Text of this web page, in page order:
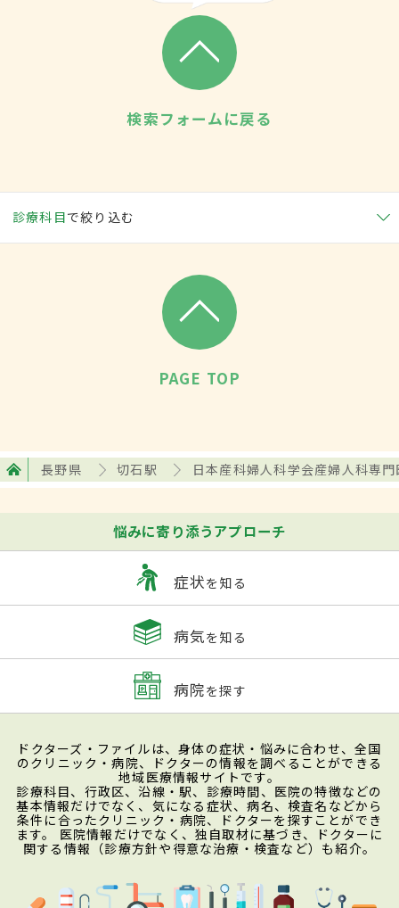
検索フォームに戻る
診療科目で絞り込む
PAGE TOP
長野県 切石駅 日本産科婦人科学会産婦人科専門
悩みに寄り添うアプローチ
症状を知る
病気を知る
病院を探す
ドクターズ・ファイルは、身体の症状・悩みに合わせ、全国
のクリニック・病院、ドクターの情報を調べることができる
地域医療情報サイトです。
診療科目、行政区、沿線・駅、診療時間、医院の特徴などの
基本情報だけでなく、気になる症状、病名、検査名などから
条件に合ったクリニック・病院、ドクターを探すことができ
ます。 医院情報だけでなく、独自取材に基づき、ドクターに
関する情報（診療方針や得意な治療・検査など）も紹介。